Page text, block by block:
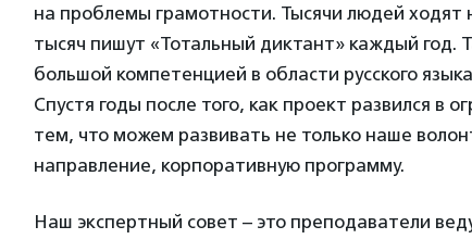
на проблемы грамотности. Тысячи людей
тысяч пишут «Тотальный диктант» каждый год.
большой компетенцией в области русского
Спустя годы после того, как проект развился в
тем, что можем развивать не только наше
направление, корпоративную программу.
Наш экспертный совет – это преподаватели